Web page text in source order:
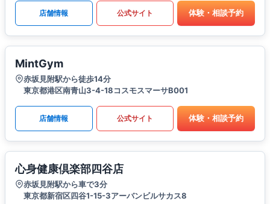
店舗情報 公式サイト 体験・相談予約
MintGym
赤坂見附駅から徒歩14分
東京都港区南青山3-4-18コスモスマーサB001
店舗情報 公式サイト 体験・相談予約
心身健康倶楽部四谷店
赤坂見附駅から車で3分
東京都新宿区四谷1-15-3アーバンビルサカス8